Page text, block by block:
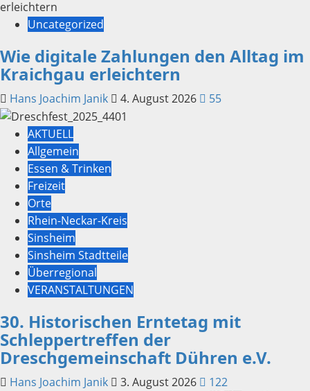
Uncategorized
Wie digitale Zahlungen den Alltag im
Kraichgau erleichtern
Hans Joachim Janik 4. August 2026 55
AKTUELL
Allgemein
Essen & Trinken
Freizeit
Orte
Rhein-Neckar-Kreis
Sinsheim
Sinsheim Stadtteile
Überregional
VERANSTALTUNGEN
30. Historischen Erntetag mit
Schleppertreffen der
Dreschgemeinschaft Dühren e.V.
Hans Joachim Janik 3. August 2026 122